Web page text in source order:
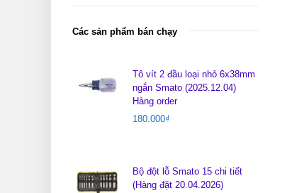
Các sản phẩm bán chạy
Tô vít 2 đầu loại nhỏ 6x38mm
ngắn Smato (2025.12.04)
Hàng order
180.000₫
Bộ đột lỗ Smato 15 chi tiết
(Hàng đặt 20.04.2026)